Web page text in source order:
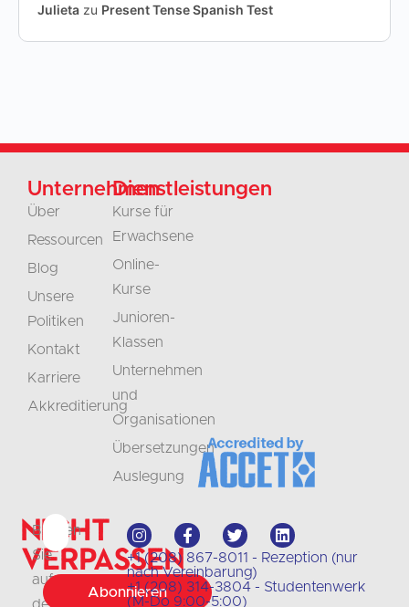
Julieta zu Present Tense Spanish Test
Nicht
verpassen
Bleiben
Sie
auf
dem
Abonnieren
+1 (208) 867-8011 - Rezeption (nur
nach Vereinbarung)
+1 (208) 314-3804 - Studentenwerk
(M-Do 9:00-5:00)
Unternehmen
Über
Ressourcen
Blog
Unsere
Politiken
Kontakt
Karriere
Akkreditierung
Dienstleistungen
Kurse für
Erwachsene
Online-
Kurse
Junioren-
Klassen
Unternehmen
und
Organisationen
Übersetzungen
Auslegung